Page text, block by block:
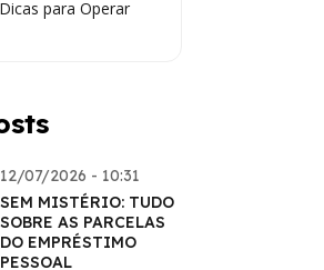
para Operar
12/07/2026 - 10:31
SEM MISTÉRIO: TUDO
SOBRE AS PARCELAS
DO EMPRÉSTIMO
PESSOAL